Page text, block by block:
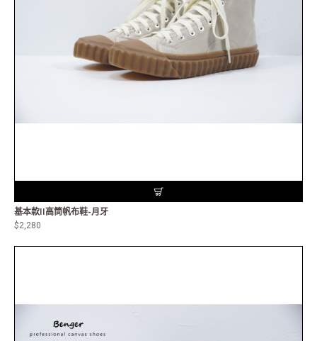
基本款II高筒帆布鞋-月牙
$2,280